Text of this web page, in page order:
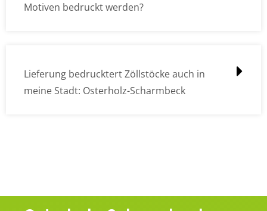
Motiven bedruckt werden?
Lieferung bedrucktert Zöllstöcke auch in
meine Stadt: Osterholz-Scharmbeck